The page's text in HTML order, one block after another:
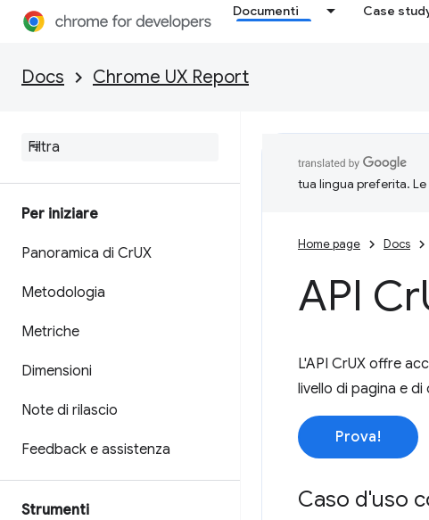
Documenti Case
Docs Chrome UX Report
Per iniziare
Panoramica di CrUX
Metodologia
Metriche
Dimensioni
Note di rilascio
Feedback e assistenza
Strumenti
tua lingua preferita.
Home page Docs
API Cr
L'API CrUX offre
livello di pagina e di
Prova!
Caso d'uso